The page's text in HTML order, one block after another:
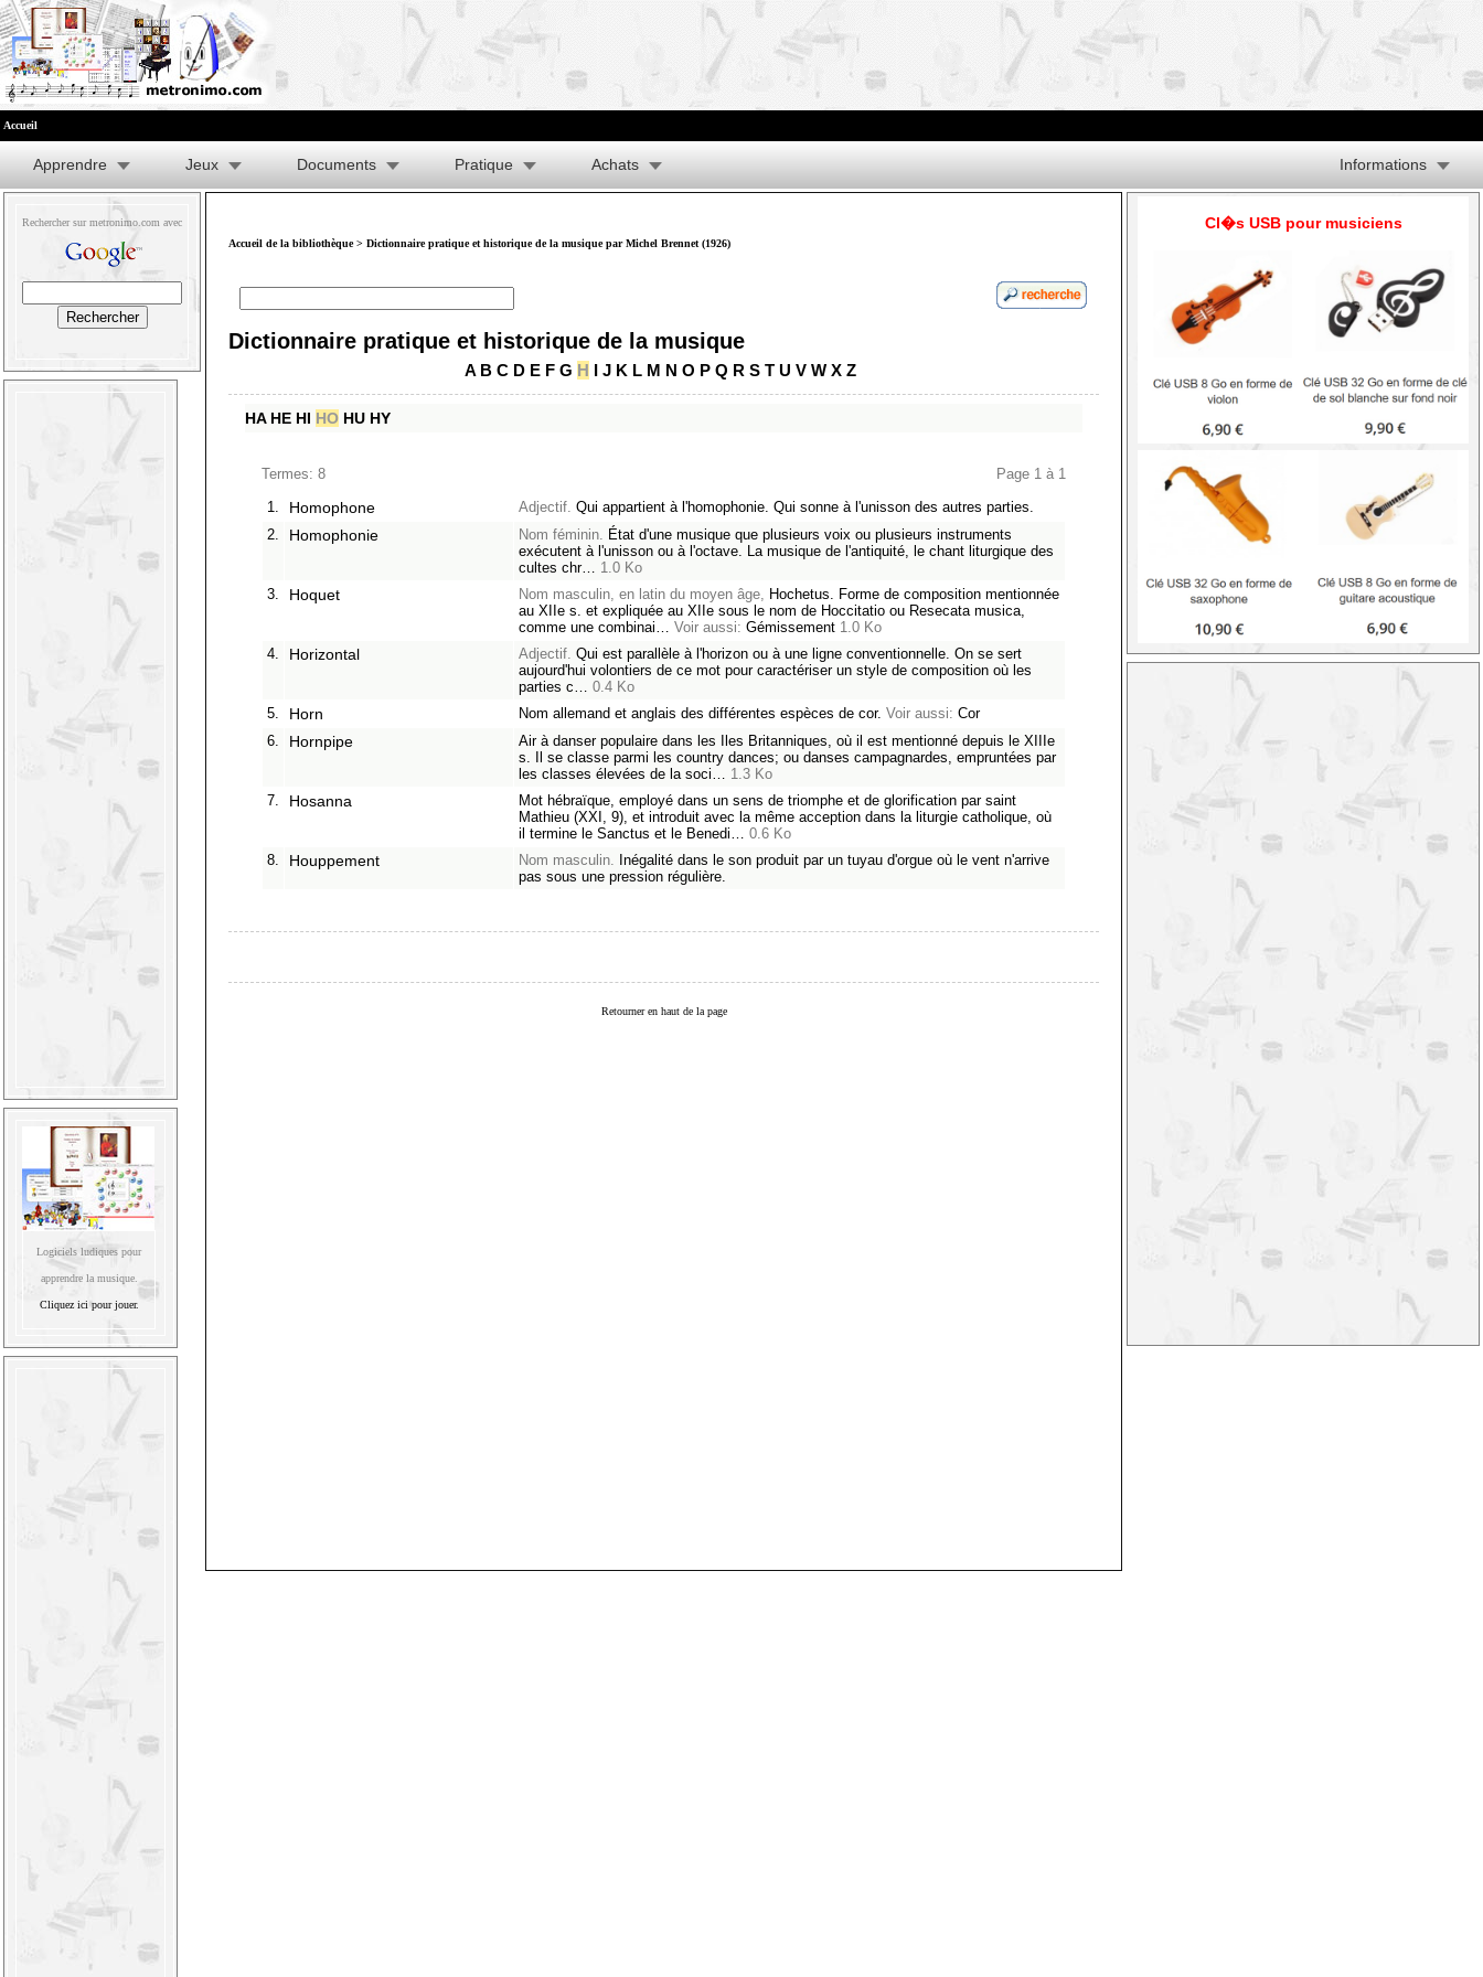
Accueil
Apprendre Jeux Documents Pratique Achats Informations
Rechercher sur metronimo.com avec
Logiciels ludiques pour
apprendre la musique.
Cliquez ici pour jouer.
Accueil de la bibliothèque> Dictionnaire pratique et historique de la musique par Michel Brennet (1926)
Dictionnaire pratique et historique de la musique
A B C D E F G H I J K L M N O P Q R S T U V W X Z
HA HE HI HO HU HY
Termes: 8
Page 1 à 1
1.
Homophone Adjectif. Qui appartient à l'homophonie. Qui sonne à l'unisson des autres parties.
2.
Homophonie Nom féminin. État d'une musique que plusieurs voix ou plusieurs instruments
exécutent à l'unisson ou à l'octave. La musique de l'antiquité, le chant liturgique des
cultes chr… 1.0 Ko
3.
Hoquet Nom masculin, en latin du moyen âge, Hochetus. Forme de composition mentionnée
au XIIe s. et expliquée au XIIe sous le nom de Hoccitatio ou Resecata musica,
comme une combinai… Voir aussi: Gémissement 1.0 Ko
4.
Horizontal Adjectif. Qui est parallèle à l'horizon ou à une ligne conventionnelle. On se sert
aujourd'hui volontiers de ce mot pour caractériser un style de composition où les
parties c… 0.4 Ko
5.
Horn Nom allemand et anglais des différentes espèces de cor. Voir aussi: Cor
6.
Hornpipe
Air à danser populaire dans les Iles Britanniques, où il est mentionné depuis le XIIIe
s. Il se classe parmi les country dances; ou danses campagnardes, empruntées par
les classes élevées de la soci… 1.3 Ko
7.
Hosanna
Mot hébraïque, employé dans un sens de triomphe et de glorification par saint
Mathieu (XXI, 9), et introduit avec la même acception dans la liturgie catholique, où
il termine le Sanctus et le Benedi… 0.6 Ko
8.
Houppement Nom masculin. Inégalité dans le son produit par un tuyau d'orgue où le vent n'arrive
pas sous une pression régulière.
Retourner en haut de la page
Cl�s USB pour musiciens